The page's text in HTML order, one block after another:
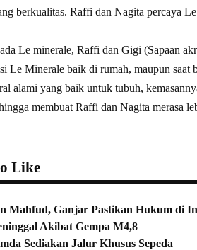
berkualitas. Raffi dan Nagita percaya
Le minerale, Raffi dan Gigi (Sapaan
Le Minerale baik di rumah, maupun
alami yang baik untuk tubuh,
membuat Raffi dan Nagita merasa
Like
Mahfud, Ganjar Pastikan Hukum di
Akibat Gempa M4,8
Sediakan Jalur Khusus Sepeda